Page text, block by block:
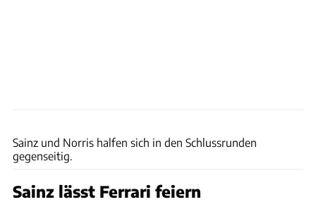
Sainz und Norris halfen sich in den Schlussrunden
gegenseitig.
Sainz lässt Ferrari feiern